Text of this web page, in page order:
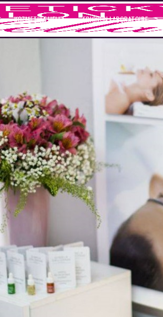
KOZMETIKA HELLA ERICSON LABORATOIRE